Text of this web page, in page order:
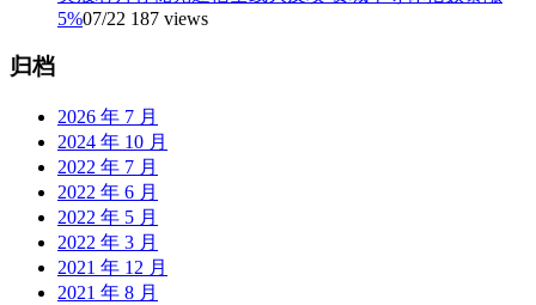
5%07/22 187 views
归档
2026 年 7 月
2024 年 10 月
2022 年 7 月
2022 年 6 月
2022 年 5 月
2022 年 3 月
2021 年 12 月
2021 年 8 月